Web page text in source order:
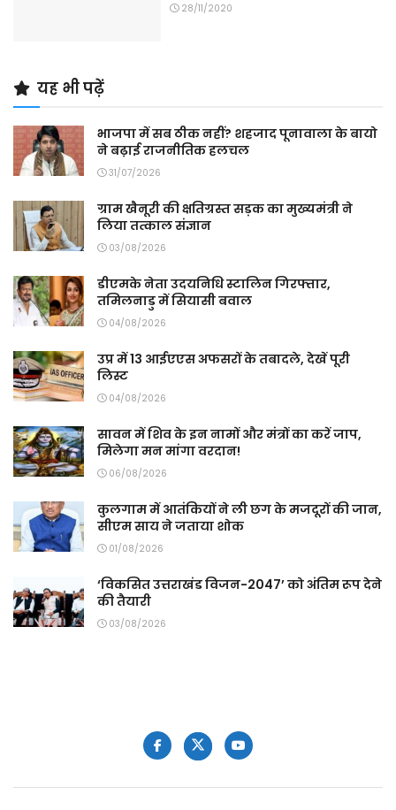
28/11/2020
यह भी पढ़ें
भाजपा में सब ठीक नहीं? शहजाद पूनावाला के बायो
ने बढ़ाई राजनीतिक हलचल
31/07/2026
ग्राम खैनूरी की क्षतिग्रस्त सड़क का मुख्यमंत्री ने
लिया तत्काल संज्ञान
03/08/2026
डीएमके नेता उदयनिधि स्टालिन गिरफ्तार,
तमिलनाडु में सियासी बवाल
04/08/2026
उप्र में 13 आईएएस अफसरों के तबादले, देखें पूरी
लिस्ट
04/08/2026
सावन में शिव के इन नामों और मंत्रों का करें जाप,
मिलेगा मन मांगा वरदान!
06/08/2026
कुलगाम में आतंकियों ने ली छग के मजदूरों की जान,
सीएम साय ने जताया शोक
01/08/2026
‘विकसित उत्तराखंड विजन-2047’ को अंतिम रूप देने
की तैयारी
03/08/2026